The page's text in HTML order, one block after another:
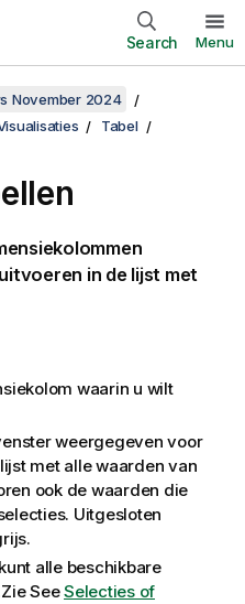
Search Menu
November 2024
Tabel
in de lijst met
waarin u wilt
weergegeven voor
met alle waarden van
ook de waarden die
Uitgesloten
alle beschikbare
SeeSelecties of